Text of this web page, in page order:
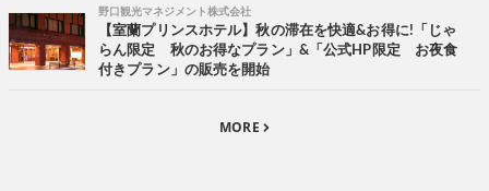
野口観光マネジメント株式会社
【室蘭プリンスホテル】秋の滞在を快適&お得に!「じゃ
らん限定 秋のお得なプラン」&「公式HP限定 お夜食
付きプラン」の販売を開始
MORE